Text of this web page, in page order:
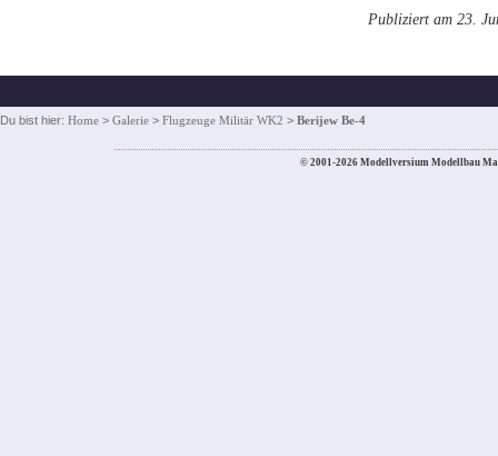
Publiziert am 23.
Du bist hier: Home > Galerie > Flugzeuge Militär WK2 > Berijew Be-4
© 2001-2026 Modellversium Modellbau